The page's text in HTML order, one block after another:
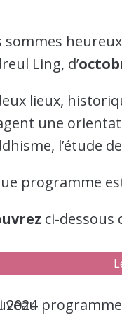
sommes
Ling, d’
lieux,
une
l’étude
programme
ci-dessous